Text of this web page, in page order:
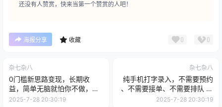
还没有人赞赏，快来当第一个赞赏的人吧！
海报分享 收藏 0 0
杂七杂八
0门槛新思路变现，长期收
益，简单无脑就怕你不做，男
粉的钱就是这么好挣(附教程)
2025-7-28 20:30:19
杂七杂八
纯手机打字录入，不需要预约
、不需要接单、不需要排队 、
项目不限量，零门槛，操作简
2025-7-28 20:30:19